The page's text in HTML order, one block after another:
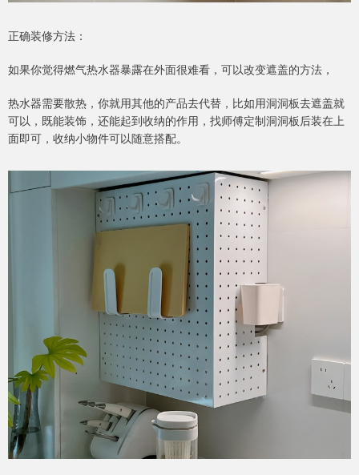
正确装修方法：
如果你觉得燃气热水器暴露在外面很难看，可以改变遮盖的方法，
热水器需要散热，你就用其他的产品去代替，比如用洞洞板去遮盖就
可以，既能装饰，还能起到收纳的作用，找师傅定制洞洞板后装在上
面即可，收纳小物件可以随意搭配。